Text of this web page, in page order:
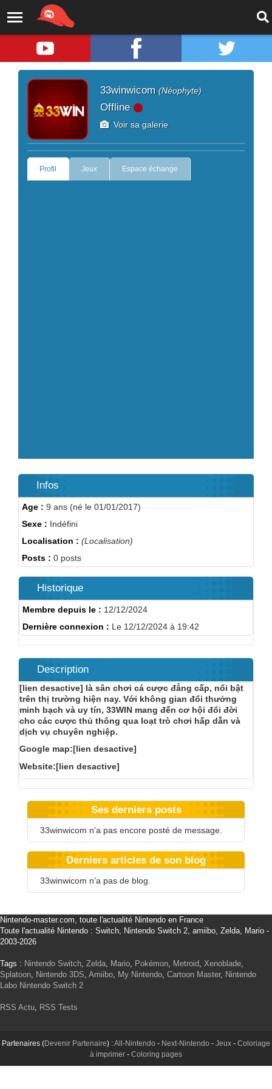
33winwicom (Néophyte)
Offline
Voir sa galerie
Profil Jeux Espace échange
Infos
Age : 9 ans (né le 01/01/2017)
Sexe : Indéfini
Localisation : (Localisation)
Posts : 0 posts
Historique
Membre depuis le : 12/12/2024
Dernière connexion : Le 12/12/2024 à 19:42
Description
[lien desactive] là sân chơi cá cược đẳng cấp, nổi bật
trên thị trường hiện nay. Với không gian đổi thưởng
minh bạch và uy tín, 33WIN mang đến cơ hội đổi đời
cho các cược thủ thông qua loạt trò chơi hấp dẫn và
dịch vụ chuyên nghiệp.
Google map:[lien desactive]
Website:[lien desactive]
Ses derniers posts
33winwicom n'a pas encore posté de message.
Derniers articles de son blog
33winwicom n'a pas de blog.
Nintendo-master.com, toute l'actualité Nintendo en France
Toute l'actualité Nintendo : Switch, Nintendo Switch 2, amiibo, Zelda, Mario -
2003-2026
Tags : Nintendo Switch, Zelda, Mario, Pokémon, Metroid, Xenoblade,
Splatoon, Nintendo 3DS, Amiibo, My Nintendo, Cartoon Master, Nintendo
Labo Nintendo Switch 2
RSS Actu, RSS Tests
Partenaires (Devenir Partenaire) :All-Nintendo - Next-Nintendo - Jeux - Coloriage
à imprimer - Coloring pages